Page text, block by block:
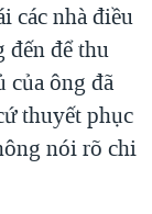
các nhà điều
đến để thu
của ông đã
thuyết phục
nói rõ chi